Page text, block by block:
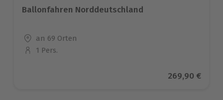
Ballonfahren Norddeutschland
Standort
an 69 Orten
Anzahl der Teilnehmer
1 Pers.
Aktueller
269,90 €